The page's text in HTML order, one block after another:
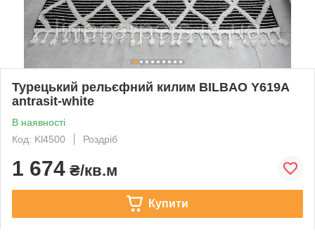
Турецький рельєфний килим BILBAO Y619A
antrasit-white
В наявності
Код: Kl4500
Роздріб
1 674 ₴/кв.м
Купити